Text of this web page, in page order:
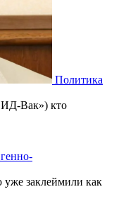
Политика
Вак») кто
заклеймили как